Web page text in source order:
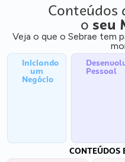
Conteúdos
o seu
Veja o que o Sebrae tem
Iniciando
um
Negócio
Pessoal
CONTEÚDOS